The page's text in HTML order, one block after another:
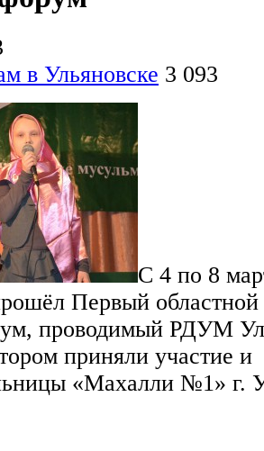
в Ульяновске 3 093
С 4 по 8
Первый
проводимый РДУМ
приняли участие и
«Махалли №1» г.